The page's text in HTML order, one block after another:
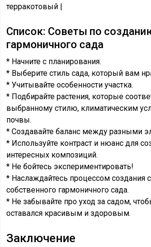
терракотовый |
Список: Советы по
гармоничного сада
* Начните с планирования.
* Выберите стиль сада, который вам
* Учитывайте особенности участка.
* Подбирайте растения, которые
выбранному стилю, климатическим
почвы.
* Создавайте баланс между разными
* Используйте контраст и нюанс для
интересных композиций.
* Не бойтесь экспериментировать!
* Наслаждайтесь процессом создания
собственного гармоничного сада.
* Не забывайте про уход за садом,
оставался красивым и здоровым.
Заключение